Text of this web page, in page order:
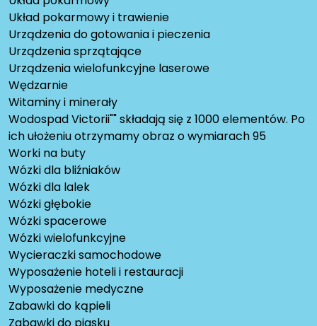
Układ pokarmowy i trawienie
Urządzenia do gotowania i pieczenia
Urządzenia sprzątające
Urządzenia wielofunkcyjne laserowe
Wędzarnie
Witaminy i minerały
Wodospad Victorii"" składają się z 1000 elementów. Po
ich ułożeniu otrzymamy obraz o wymiarach 95
Worki na buty
Wózki dla bliźniaków
Wózki dla lalek
Wózki głębokie
Wózki spacerowe
Wózki wielofunkcyjne
Wycieraczki samochodowe
Wyposażenie hoteli i restauracji
Wyposażenie medyczne
Zabawki do kąpieli